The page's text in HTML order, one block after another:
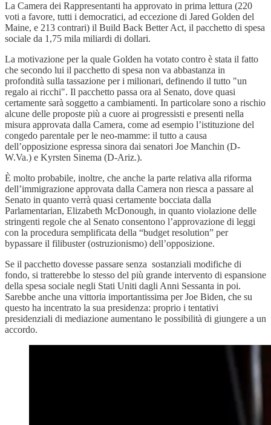
La Camera dei Rappresentanti ha approvato in prima lettura (220
voti a favore, tutti i democratici, ad eccezione di Jared Golden del
Maine, e 213 contrari) il Build Back Better Act, il pacchetto di spesa
sociale da 1,75 mila miliardi di dollari.
La motivazione per la quale Golden ha votato contro è stata il fatto
che secondo lui il pacchetto di spesa non va abbastanza in
profondità sulla tassazione per i milionari, definendo il tutto "un
regalo ai ricchi". Il pacchetto passa ora al Senato, dove quasi
certamente sarà soggetto a cambiamenti. In particolare sono a rischio
alcune delle proposte più a cuore ai progressisti e presenti nella
misura approvata dalla Camera, come ad esempio l’istituzione del
congedo parentale per le neo-mamme: il tutto a causa
dell’opposizione espressa sinora dai senatori Joe Manchin (D-
W.Va.) e Kyrsten Sinema (D-Ariz.).
È molto probabile, inoltre, che anche la parte relativa alla riforma
dell’immigrazione approvata dalla Camera non riesca a passare al
Senato in quanto verrà quasi certamente bocciata dalla
Parlamentarian, Elizabeth McDonough, in quanto violazione delle
stringenti regole che al Senato consentono l’approvazione di leggi
con la procedura semplificata della “budget resolution” per
bypassare il filibuster (ostruzionismo) dell’opposizione.
Se il pacchetto dovesse passare senza sostanziali modifiche di
fondo, si tratterebbe lo stesso del più grande intervento di espansione
della spesa sociale negli Stati Uniti dagli Anni Sessanta in poi.
Sarebbe anche una vittoria importantissima per Joe Biden, che su
questo ha incentrato la sua presidenza: proprio i tentativi
presidenziali di mediazione aumentano le possibilità di giungere a un
accordo.